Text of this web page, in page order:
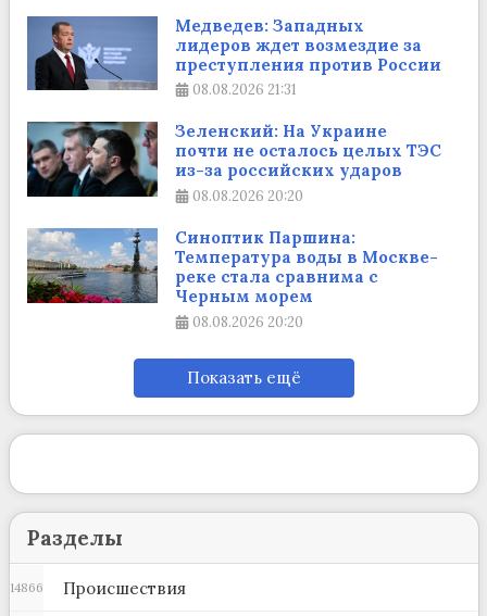
Медведев: Западных
лидеров ждет возмездие за
преступления против России
08.08.2026 21:31
Зеленский: На Украине
почти не осталось целых ТЭС
из-за российских ударов
08.08.2026 20:20
Синоптик Паршина:
Температура воды в Москве-
реке стала сравнима с
Черным морем
08.08.2026 20:20
Показать ещё
Разделы
Происшествия
14866